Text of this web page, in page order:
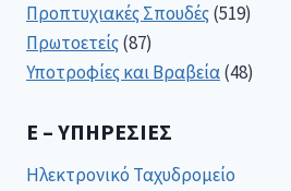
Προπτυχιακές Σπουδές(519)
Πρωτοετείς(87)
Υποτροφίες και Βραβεία(48)
E – ΥΠΗΡΕΣΊΕΣ
Ηλεκτρονικό Ταχυδρομείο